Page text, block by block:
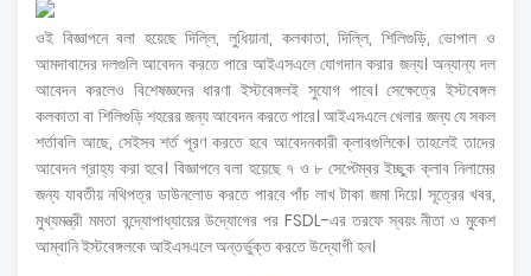
ওই বিজ্ঞাপনে বলা হয়েছে দিল্লি, লুধিয়ানা, কলকাতা, দিল্লি, শিলিগুড়ি, ভোপাল ও
আমদাবাদের দলগুলি আবেদন করতে পারে আইএসএলে যোগদান করার জন্য। অন্যান্য দল
আবেদন করলেও বিশেষজ্ঞদের ধারণা ইস্টবেঙ্গলই সুযোগ পাবে। সেক্ষেত্রে ইস্টবেঙ্গল
কলকাতা বা শিলিগুড়ি শহরের জন্য আবেদন করতে পারে। আইএসএলে খেলার জন্য যে সকল
শর্তাবলি আছে, সেইসব শর্ত পূরণ করতে হবে আবেদনকারী ক্লাবগুলিকে। তাহলেই তাদের
আবেদন গ্রাহ্য করা হবে। বিজ্ঞাপনে বলা হয়েছে ৭ ও ৮ সেপ্টেম্বর ইচ্ছুক ক্লাব নিলামের
জন্য যাবতীয় নথিপত্র ডাউনলোড করতে পারবে পাঁচ লাখ টাকা জমা দিয়ে। সূত্রের খবর,
মুখ্যমন্ত্রী মমতা বন্দ্যোপাধ্যায়ের উদ্যোগের পর FSDL-এর তরফে স্বয়ং নীতা ও মুকেশ
আম্বানি ইস্টবেঙ্গলকে আইএসএলে অন্তর্ভুক্ত করতে উদ্যোগী হন।